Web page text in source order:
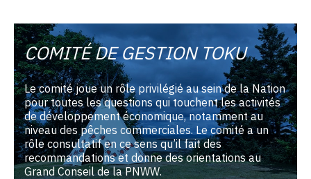
COMITÉ DE GESTION TOKU
Le comité joue un rôle privilégié au sein de la Nation
pour toutes les questions qui touchent les activités
de développement économique, notamment au
niveau des pêches commerciales. Le comité a un
rôle consultatif en ce sens qu’il fait des
recommandations et donne des orientations au
Grand Conseil de la PNWW.